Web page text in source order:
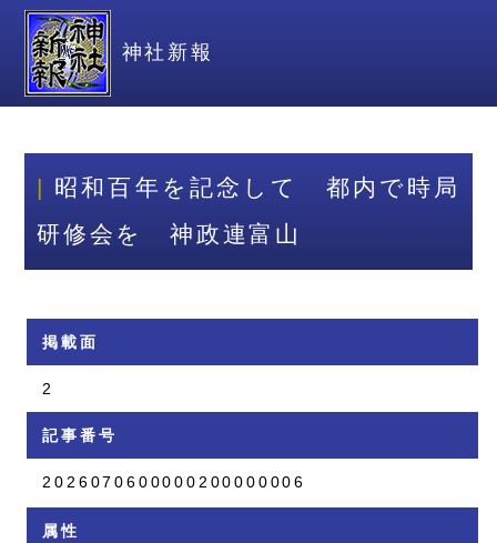
神社新報
昭和百年を記念して 都内で時局
研修会を 神政連富山
掲載面
2
記事番号
2026070600000200000006
属性